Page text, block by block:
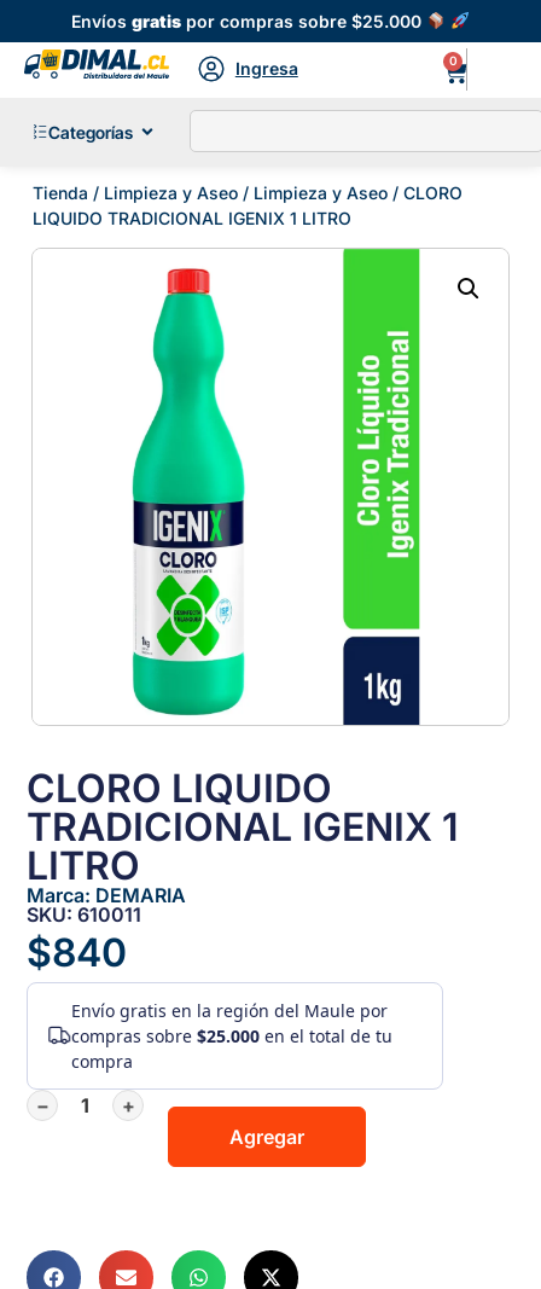
Envíosgratis por compras sobre $25.000
Ingresa 0
Categorías
Tienda / Limpieza y Aseo/ Limpieza y Aseo/ CLORO
LIQUIDO TRADICIONAL IGENIX 1 LITRO
CLORO LIQUIDO
TRADICIONAL IGENIX 1
LITRO
Marca: DEMARIA
SKU: 610011
$840
Envío gratis en la región del Maule por
compras sobre$25.000 en el total de tu
compra
−
+
Agregar